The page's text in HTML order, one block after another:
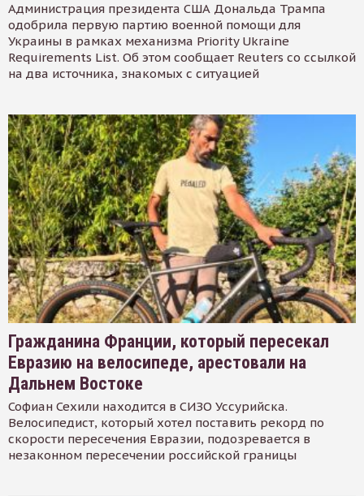
Администрация президента США Дональда Трампа
одобрила первую партию военной помощи для
Украины в рамках механизма Priority Ukraine
Requirements List. Об этом сообщает Reuters со ссылкой
на два источника, знакомых с ситуацией
Гражданина Франции, который пересекал
Евразию на велосипеде, арестовали на
Дальнем Востоке
Софиан Сехили находится в СИЗО Уссурийска.
Велосипедист, который хотел поставить рекорд по
скорости пересечения Евразии, подозревается в
незаконном пересечении российской границы